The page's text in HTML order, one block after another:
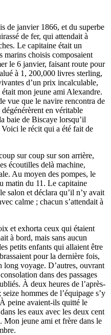
de janvier 1866, et du superbe
de fer, qui attendait à
Le capitaine était un
marins choisis composaient
le 6 janvier, faisant route pour
à 1, 200,000 livres sterling,
d’un prix incalculable,
mon jeune ami Alexandre.
vue que le navire rencontra de
en véritable
baie de Biscaye lorsqu’il
le récit qui a été fait de
sur coup sur son arrière,
écoutilles delà machine,
Au moyen des pompes, le
matin du 11. Le capitaine
salon et déclara qu’il n’y avait
calme ; chacun s’attendait à
et exhorta ceux qui étaient
à bord, mais sans aucun
petits enfants qui allaient être
pour la dernière fois,
long voyage. D’autres, ouvrant
dans des passages
À deux heures de l’après-
hommes de l’équipage s’y
peine avaient-ils quitté le
les eaux avec les deux cent
Mon jeune ami et frère dans le